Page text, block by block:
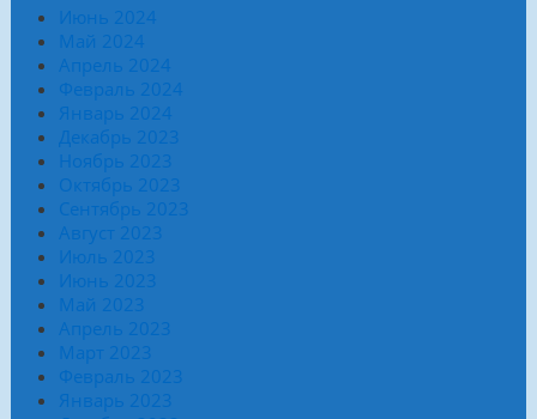
Июнь 2024
Май 2024
Апрель 2024
Февраль 2024
Январь 2024
Декабрь 2023
Ноябрь 2023
Октябрь 2023
Сентябрь 2023
Август 2023
Июль 2023
Июнь 2023
Май 2023
Апрель 2023
Март 2023
Февраль 2023
Январь 2023